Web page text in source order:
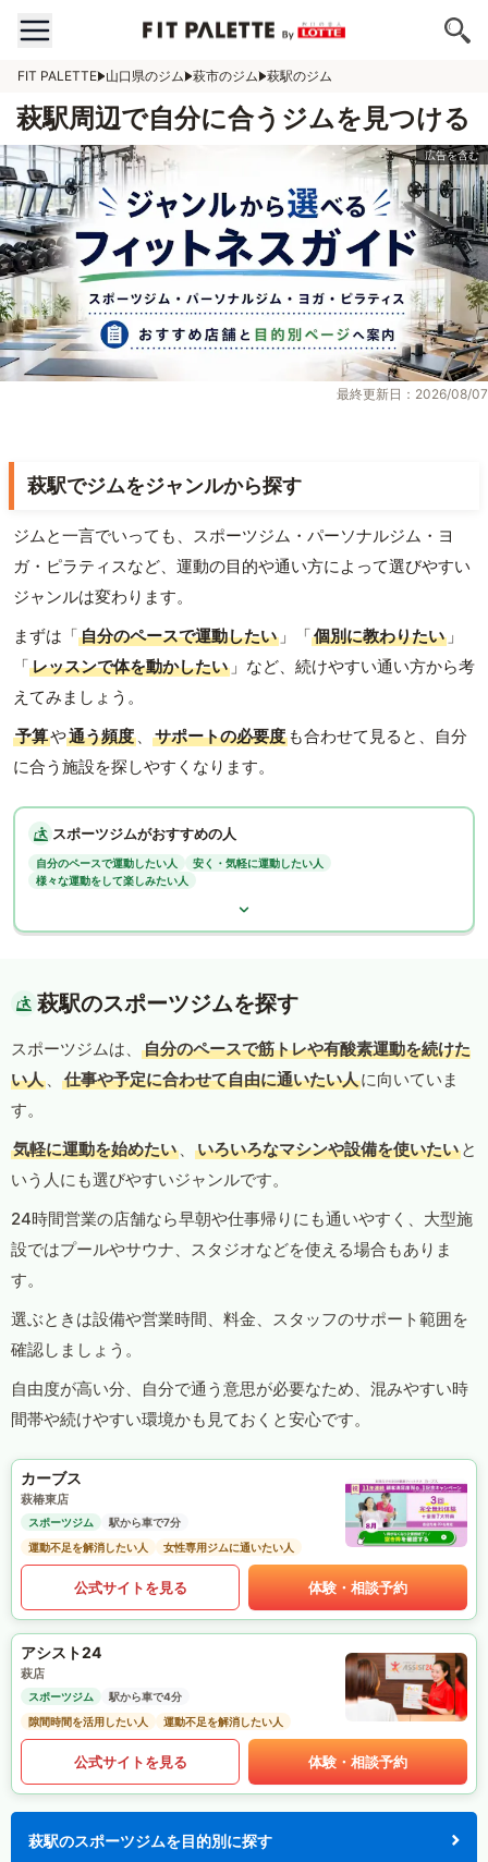
FIT PALETTE 山口県のジム 萩市のジム 萩駅のジム
萩駅周辺で自分に合うジムを見つける
最終更新日：2026/08/07
萩駅でジムをジャンルから探す
ジムと一言でいっても、スポーツジム・パーソナルジム・ヨ
ガ・ピラティスなど、運動の目的や通い方によって選びやすい
ジャンルは変わります。
まずは「自分のペースで運動したい 」「個別に教わりたい 」
「レッスンで体を動かしたい 」など、続けやすい通い方から考
えてみましょう。
予算や通う頻度 、 サポートの必要度 も合わせて見ると、自分
に合う施設を探しやすくなります。
スポーツジムがおすすめの人
自分のペースで運動したい人
安く・気軽に運動したい人
様々な運動をして楽しみたい人
萩駅のスポーツジムを探す
スポーツジムは、
自分のペースで筋トレや有酸素運動を続けた
い人 、 仕事や予定に合わせて自由に通いたい人に向いていま
す。
気軽に運動を始めたい 、 いろいろなマシンや設備を使いたい と
いう人にも選びやすいジャンルです。
24時間営業の店舗なら早朝や仕事帰りにも通いやすく、大型施
設ではプールやサウナ、スタジオなどを使える場合もありま
す。
選ぶときは設備や営業時間、料金、スタッフのサポート範囲を
確認しましょう。
自由度が高い分、自分で通う意思が必要なため、混みやすい時
間帯や続けやすい環境かも見ておくと安心です。
カーブス
萩椿東店
スポーツジム
駅から車で7分
運動不足を解消したい人
女性専用ジムに通いたい人
公式サイトを見る 体験・相談予約
アシスト24
萩店
スポーツジム
駅から車で4分
隙間時間を活用したい人
運動不足を解消したい人
公式サイトを見る 体験・相談予約
萩駅のスポーツジムを目的別に探す